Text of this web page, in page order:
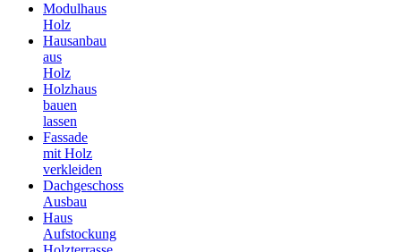
Modulhaus
Holz
Hausanbau
aus
Holz
Holzhaus
bauen
lassen
Fassade
mit Holz
verkleiden
Dachgeschoss
Ausbau
Haus
Aufstockung